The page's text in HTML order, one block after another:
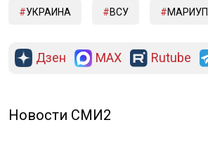
УКРАИНА ВСУ
Дзен MAX Rutube
Новости СМИ2